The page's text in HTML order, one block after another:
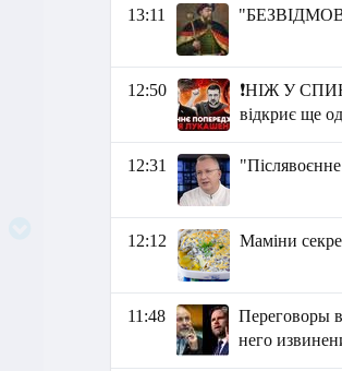
13:11
12:50
❗️НІЖ У
відкриє ще
12:31
12:12 Маміни
11:48
Переговоры
него